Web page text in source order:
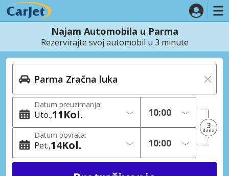
Najam Automobila u Parma
Rezervirajte svoj automobil u 3 minute
Datum preuzimanja:
Uto. 11Kol.
Datum povrata:
Pet. 14Kol.
3
dana